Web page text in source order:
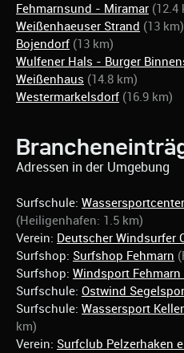
Fehmarnsund - Miramar (12.4
Weißenhaeuser Strand (13 km)
Bojendorf (13 km)
Wulfener Hals - Burger
Weißenhaus (14.8 km)
Westermarkelsdorf (16.9 km)
Adressen in der Umgebung
Surfschule:
(Heiligenhafen: 1.5 km)
Verein: Deutscher Windsurfer
Surfshop: Surfshop Fehmarn
Surfshop: Windsport
Surfschule: Ostwind
Surfschule: Wassersport
km)
Verein: Surfclub Pelzerhaken